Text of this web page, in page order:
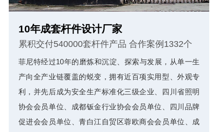
10年成套杆件设计厂家
累积交付540000套杆件产品 合作案例1332个
菲尼特经过10年的磨炼和沉淀、探索与发展，从单一生
产向全产业链覆盖的蜕变，拥有近百项实用型、外观专
利，并先后成为安全生产标准化三级企业、四川省照明
协会会员单位、成都钣金行业协会会员单位、四川品牌
促进会会员单位、青白江自贸区蓉欧商会会员单位、成